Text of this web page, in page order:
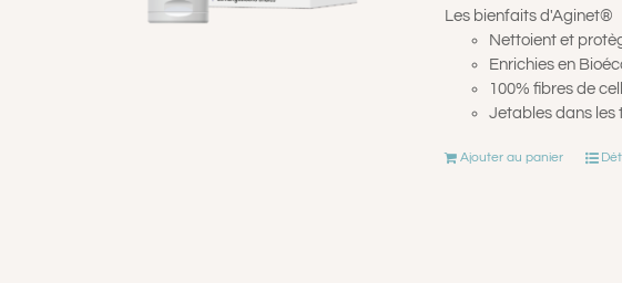
Les bienfaits d'Aginet®
Nettoient et
Enrichies en
100% fibres de
Jetables dans les
Ajouter au panier